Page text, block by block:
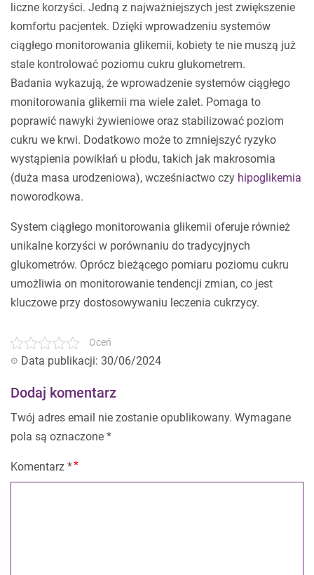
liczne korzyści. Jedną z najważniejszych jest zwiększenie
komfortu pacjentek. Dzięki wprowadzeniu systemów
ciągłego monitorowania glikemii, kobiety te nie muszą już
stale kontrolować poziomu cukru glukometrem.
Badania wykazują, że wprowadzenie systemów ciągłego
monitorowania glikemii ma wiele zalet. Pomaga to
poprawić nawyki żywieniowe oraz stabilizować poziom
cukru we krwi. Dodatkowo może to zmniejszyć ryzyko
wystąpienia powikłań u płodu, takich jak makrosomia
(duża masa urodzeniowa), wcześniactwo czy hipoglikemia
noworodkowa.
System ciągłego monitorowania glikemii oferuje również
unikalne korzyści w porównaniu do tradycyjnych
glukometrów. Oprócz bieżącego pomiaru poziomu cukru
umożliwia on monitorowanie tendencji zmian, co jest
kluczowe przy dostosowywaniu leczenia cukrzycy.
Oceń
Data publikacji: 30/06/2024
Dodaj komentarz
Twój adres email nie zostanie opublikowany. Wymagane
pola są oznaczone *
Komentarz *